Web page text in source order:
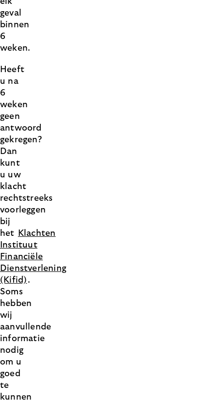
geval
binnen
6
weken.
Heeft
u na
6
weken
geen
antwoord
gekregen?
Dan
kunt
u uw
klacht
rechtstreeks
voorleggen
bij
het
Klachten
Instituut
Financiële
Dienstverlening
(Kifid) .
Soms
hebben
wij
aanvullende
informatie
nodig
om u
goed
te
kunnen